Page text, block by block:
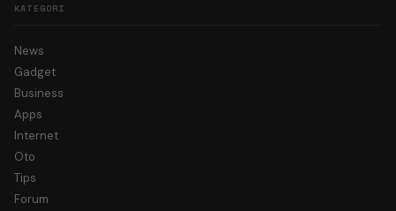
KATEGORI
News
Gadget
Business
Apps
Internet
Oto
Tips
Forum